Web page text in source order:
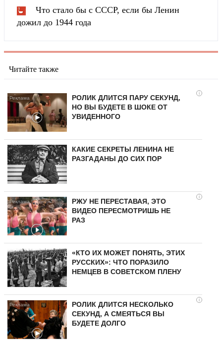
Что стало бы с СССР, если бы Ленин
дожил до 1944 года
Читайте также
i
РОЛИК ДЛИТСЯ ПАРУ СЕКУНД,
НО ВЫ БУДЕТЕ В ШОКЕ ОТ
УВИДЕННОГО
КАКИЕ СЕКРЕТЫ ЛЕНИНА НЕ
РАЗГАДАНЫ ДО СИХ ПОР
i
РЖУ НЕ ПЕРЕСТАВАЯ, ЭТО
ВИДЕО ПЕРЕСМОТРИШЬ НЕ
РАЗ
«КТО ИХ МОЖЕТ ПОНЯТЬ, ЭТИХ
РУССКИХ»: ЧТО ПОРАЗИЛО
НЕМЦЕВ В СОВЕТСКОМ ПЛЕНУ
i
РОЛИК ДЛИТСЯ НЕСКОЛЬКО
СЕКУНД, А СМЕЯТЬСЯ ВЫ
БУДЕТЕ ДОЛГО